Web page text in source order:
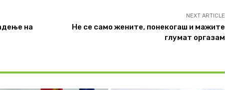
на
NEXT ARTICLE
Не се само жените, понекогаш и мажите
глумат оргазам